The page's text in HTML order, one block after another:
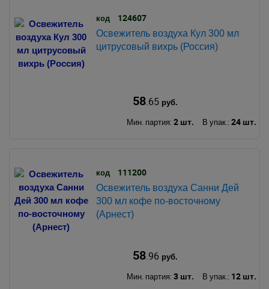
код 124607
Освежитель воздуха Кул 300 мл
цитрусовый вихрь (Россия)
58.65руб.
Мин. партия: 2 шт. В упак.: 24 шт.
код 111200
Освежитель воздуха Санни Дей
300 мл кофе по-восточному
(Арнест)
58.96 руб.
Мин. партия: 3 шт. В упак.: 12 шт.